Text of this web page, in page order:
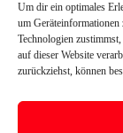
Um dir ein optimales
um Geräteinformationen
Technologien
auf dieser Website
zurückziehst, können
einzusetzen,
profitieren, dass
werden…
Michael